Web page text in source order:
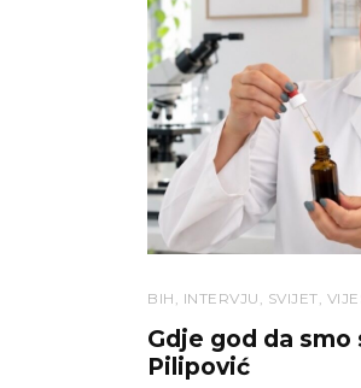
BIH INTERVJU SVIJET
Gdje god da smo
Pilipović